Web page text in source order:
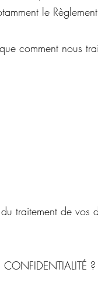
le
comment nous
traitement de
CONFIDENTIALITÉ ?